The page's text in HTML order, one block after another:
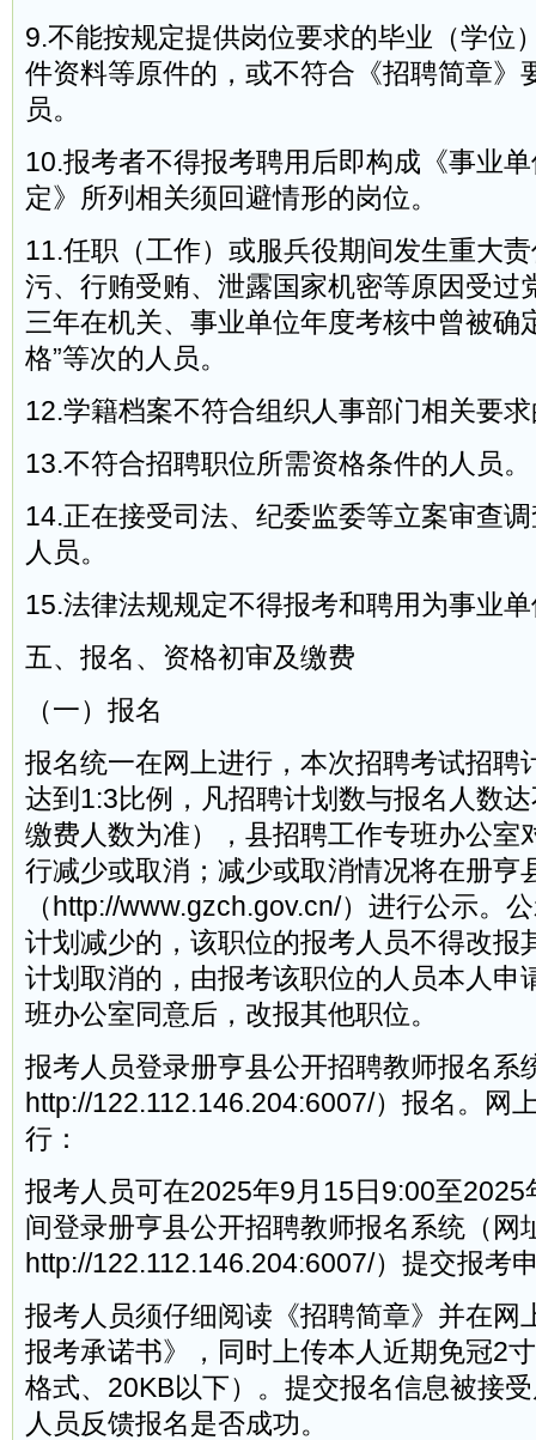
9.不能按规定提供岗位要求的毕业（学位
件资料等原件的，或不符合《招聘简章》
员。
10.报考者不得报考聘用后即构成《事业
定》所列相关须回避情形的岗位。
11.任职（工作）或服兵役期间发生重大
污、行贿受贿、泄露国家机密等原因受过
三年在机关、事业单位年度考核中曾被确
格”等次的人员。
12.学籍档案不符合组织人事部门相关要
13.不符合招聘职位所需资格条件的人员。
14.正在接受司法、纪委监委等立案审查
人员。
15.法律法规规定不得报考和聘用为事业
五、报名、资格初审及缴费
（一）报名
报名统一在网上进行，本次招聘考试招聘
达到1:3比例，凡招聘计划数与报名人数
缴费人数为准），县招聘工作专班办公室
行减少或取消；减少或取消情况将在册亨
（http://www.gzch.gov.cn/）进行公示。
计划减少的，该职位的报考人员不得改报
计划取消的，由报考该职位的人员本人申
班办公室同意后，改报其他职位。
报考人员登录册亨县公开招聘教师报名系
http://122.112.146.204:6007/）报名。网
行：
报考人员可在2025年9月15日9:00至2025
间登录册亨县公开招聘教师报名系统（网
http://122.112.146.204:6007/）提交报考
报考人员须仔细阅读《招聘简章》并在网
报考承诺书》，同时上传本人近期免冠2
格式、20KB以下）。提交报名信息被接
人员反馈报名是否成功。